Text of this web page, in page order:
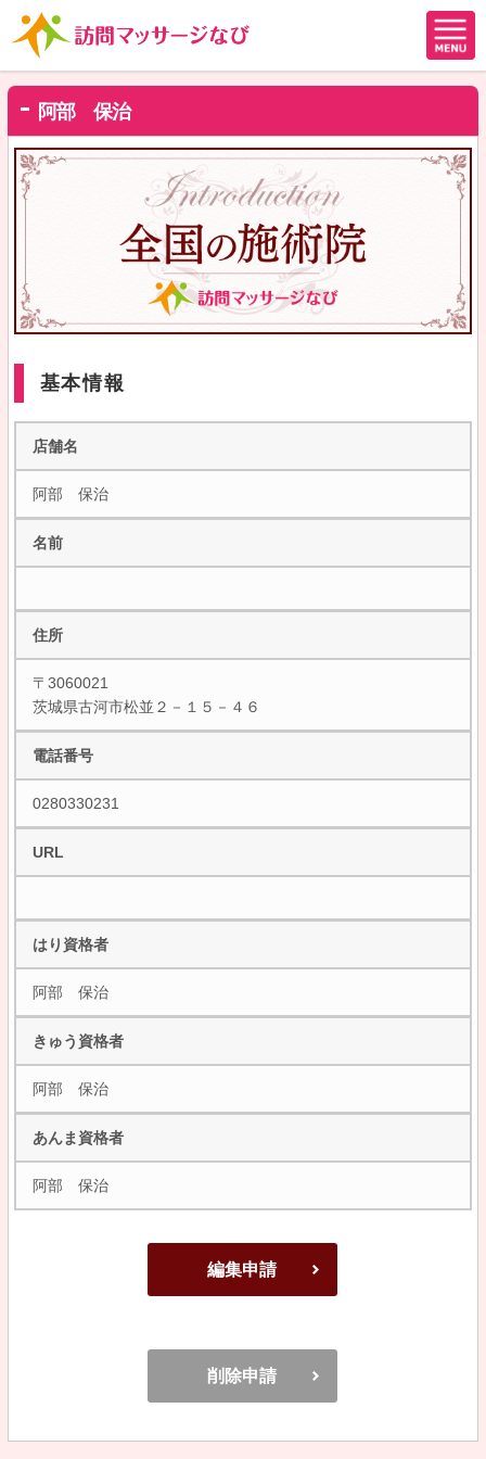
阿部 保治
基本情報
店舗名
阿部 保治
名前
住所
〒3060021
茨城県古河市松並２－１５－４６
電話番号
0280330231
URL
はり資格者
阿部 保治
きゅう資格者
阿部 保治
あんま資格者
阿部 保治
編集申請
削除申請